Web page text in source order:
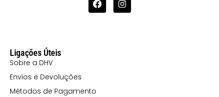
Ligações Úteis
Sobre a DHV
Envios e Devoluções
Métodos de Pagamento